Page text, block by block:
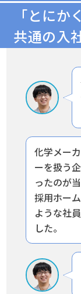
「とに
共通の入
化学メー
ーを扱う
ったのが当
採用ホー
ような社
した。